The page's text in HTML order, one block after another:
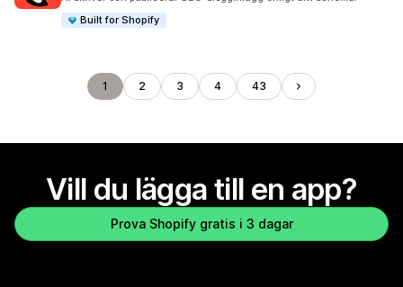
Built for Shopify
1 2 3 4 43
Vill du lägga till en app?
Prova Shopify gratis i 3 dagar